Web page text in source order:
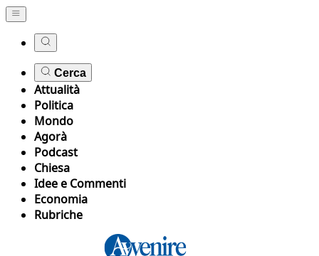
Cerca
Attualità
Politica
Mondo
Agorà
Podcast
Chiesa
Idee e Commenti
Economia
Rubriche